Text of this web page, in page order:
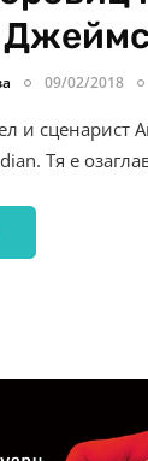
09/02/2018
и
Тя е